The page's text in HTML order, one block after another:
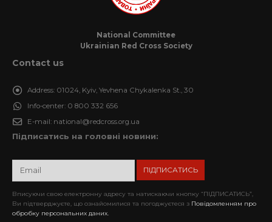
National Committee
Ukrainian Red Cross Society
Contact us
Address: 01024, Kyiv, Yevhena Chykalenka St., 30
Info-center: 0 800 332 656
E-mail: national@redcross.org.ua
Підписатись на головні новини:
Вписуючи свою електронну адресу та натискаючи кнопку “ПІДПИСАТИСЬ”,
Ви підтверджуєте, що ознайомилися та погоджуєтеся з Повідомленням про
обробку персональних даних.